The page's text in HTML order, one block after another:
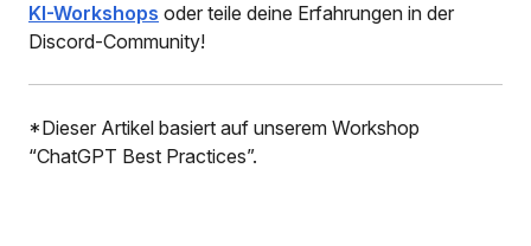
KI-Workshops oder teile deine Erfahrungen in der
Discord-Community!
*Dieser Artikel basiert auf unserem Workshop
“ChatGPT Best Practices”.